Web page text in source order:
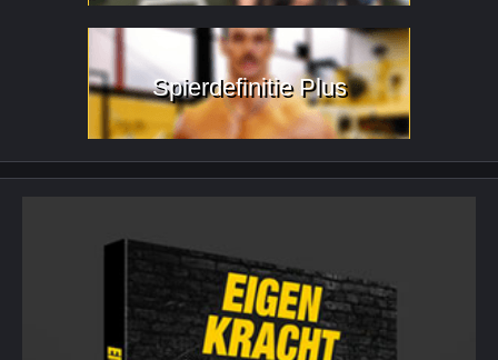
Spierdefinitie Plus